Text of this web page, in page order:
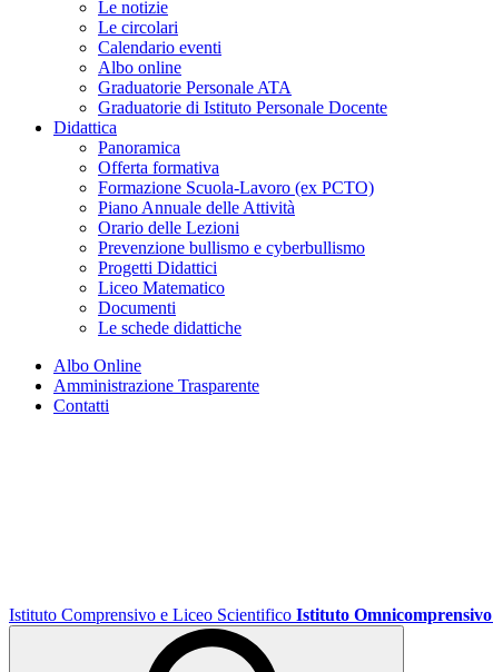
Le notizie
Le circolari
Calendario eventi
Albo online
Graduatorie Personale ATA
Graduatorie di Istituto Personale Docente
Didattica
Panoramica
Offerta formativa
Formazione Scuola-Lavoro (ex PCTO)
Piano Annuale delle Attività
Orario delle Lezioni
Prevenzione bullismo e cyberbullismo
Progetti Didattici
Liceo Matematico
Documenti
Le schede didattiche
Albo Online
Amministrazione Trasparente
Contatti
Istituto Comprensivo e Liceo Scientifico Istituto Omnicomprensivo